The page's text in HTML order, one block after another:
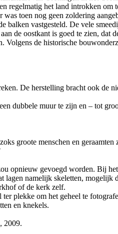
regelmatig het land introkken om
toen nog geen zoldering
vastgesteld. De vele
de oostkant is goed te zien, dat
de historische
De herstelling bracht ook de
dubbele muur te zijn en – tot
groote menschen en
opnieuw gevoegd worden. Bij
namelijk skeletten, mogelijk
of de kerk zelf.
plekke om het geheel te
en knekels.
2009.